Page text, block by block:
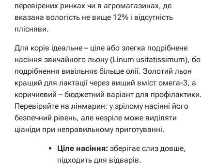
перевірених ринках чи в агромагазинах, де
вказана вологість не вище 12% і відсутність
плісняви.
Для корів ідеальне – ціле або злегка подрібнене
насіння звичайного льону (Linum usitatissimum), бо
подрібнення вивільняє більше олії. Золотий льон
кращий для лактації через вищий вміст омега-3, а
коричневий – бюджетний варіант для профілактики.
Перевіряйте на лінмарин: у зрілому насінні його
безпечний рівень, але незріле може виділяти
ціаніди при неправильному приготуванні.
Ціле насіння: зберігає слиз довше,
підходить для відварів.